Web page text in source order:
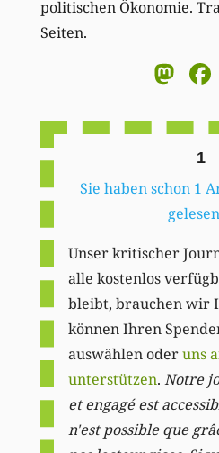
politischen Ökonomie.
Seiten.
1
Sie haben schon 1
Unser kritischer
alle kostenlos
bleibt, brauchen wir
können Ihren
auswählen oderuns
unterstützen. Notre
et engagé est
n'est possible que